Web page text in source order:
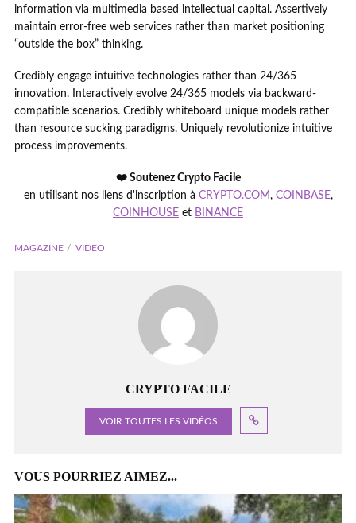
information via multimedia based intellectual capital. Assertively
maintain error-free web services rather than market positioning
“outside the box” thinking.
Credibly engage intuitive technologies rather than 24/365
innovation. Interactively evolve 24/365 models via backward-
compatible scenarios. Credibly whiteboard unique models rather
than resource sucking paradigms. Uniquely revolutionize intuitive
process improvements.
❤️ Soutenez Crypto Facile
en utilisant nos liens d'inscription à CRYPTO.COM, COINBASE,
COINHOUSE et BINANCE
MAGAZINE VIDEO
CRYPTO FACILE
VOIR TOUTES LES VIDÉOS
VOUS POURRIEZ AIMEZ...